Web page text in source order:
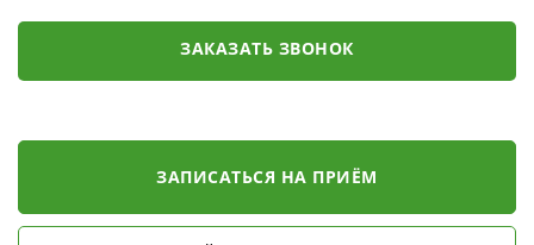
ЗАКАЗАТЬ ЗВОНОК
ЗАПИСАТЬСЯ НА ПРИЁМ